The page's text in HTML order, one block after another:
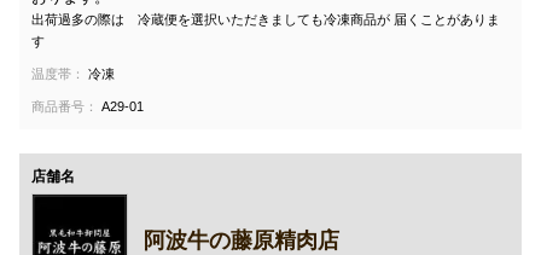
出荷過多の際は 冷蔵便を選択いただきましても冷凍商品が 届くことがありま
す
温度帯： 冷凍
商品番号： A29-01
店舗名
阿波牛の藤原精肉店